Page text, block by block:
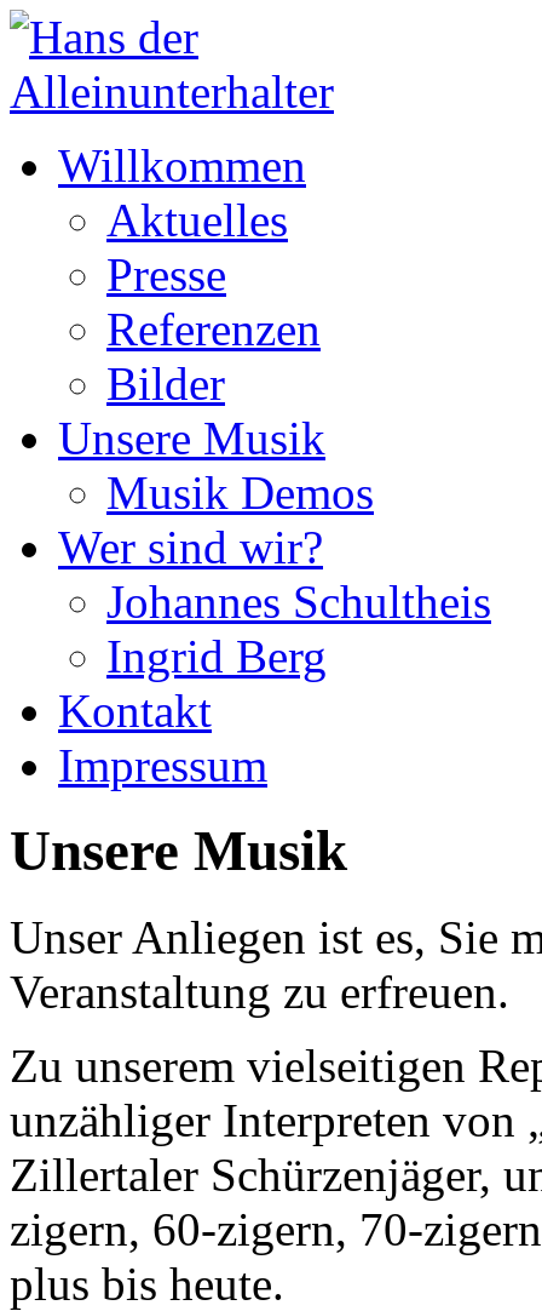
Willkommen
Aktuelles
Presse
Referenzen
Bilder
Unsere Musik
Musik Demos
Wer sind wir?
Johannes Schultheis
Ingrid Berg
Kontakt
Impressum
Unsere Musik
Unser Anliegen ist es, Sie
Veranstaltung zu erfreuen.
Zu unserem vielseitigen
unzähliger Interpreten von
Zillertaler Schürzenjäger,
zigern, 60-zigern, 70-
plus bis heute.